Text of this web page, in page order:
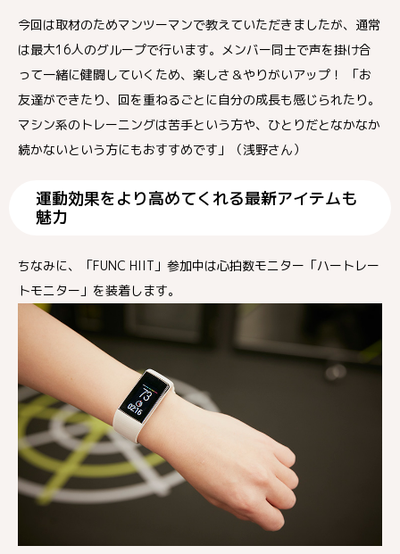
今回は取材のためマンツーマンで教えていただきましたが、通常
は最大16人のグループで行います。メンバー同士で声を掛け合
って一緒に健闘していくため、楽しさ＆やりがいアップ！ 「お
友達ができたり、回を重ねるごとに自分の成長も感じられたり。
マシン系のトレーニングは苦手という方や、ひとりだとなかなか
続かないという方にもおすすめです」（浅野さん）
運動効果をより高めてくれる最新アイテムも
魅力
ちなみに、「FUNC HIIT」参加中は心拍数モニター「ハートレー
トモニター」を装着します。